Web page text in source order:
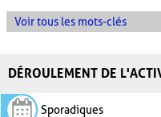
Voir tous les mots-clés
DÉROULEMENT DE
Sporadiques